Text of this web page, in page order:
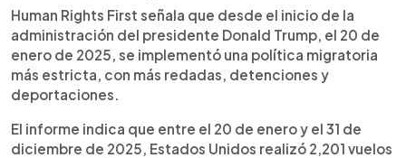
Human Rights First señala que desde el inicio de la
administración del presidente Donald Trump, el 20 de
enero de 2025, se implementó una política migratoria
más estricta, con más redadas, detenciones y
deportaciones.
El informe indica que entre el 20 de enero y el 31 de
diciembre de 2025, Estados Unidos realizó 2,201 vuelos